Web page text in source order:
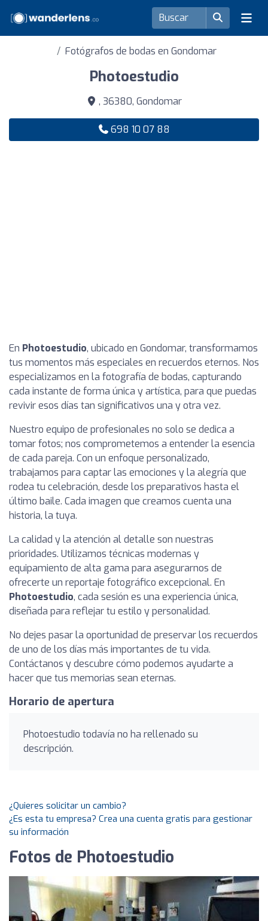
Fotógrafos de bodas en Gondomar
Photoestudio
, 36380, Gondomar
698 10 07 88
En Photoestudio, ubicado en Gondomar, transformamos
tus momentos más especiales en recuerdos eternos. Nos
especializamos en la fotografía de bodas, capturando
cada instante de forma única y artística, para que puedas
revivir esos días tan significativos una y otra vez.
Nuestro equipo de profesionales no solo se dedica a
tomar fotos; nos comprometemos a entender la esencia
de cada pareja. Con un enfoque personalizado,
trabajamos para captar las emociones y la alegría que
rodea tu celebración, desde los preparativos hasta el
último baile. Cada imagen que creamos cuenta una
historia, la tuya.
La calidad y la atención al detalle son nuestras
prioridades. Utilizamos técnicas modernas y
equipamiento de alta gama para asegurarnos de
ofrecerte un reportaje fotográfico excepcional. En
Photoestudio, cada sesión es una experiencia única,
diseñada para reflejar tu estilo y personalidad.
No dejes pasar la oportunidad de preservar los recuerdos
de uno de los días más importantes de tu vida.
Contáctanos y descubre cómo podemos ayudarte a
hacer que tus memorias sean eternas.
Horario de apertura
Photoestudio todavía no ha rellenado su
descripción.
¿Quieres solicitar un cambio?
¿Es esta tu empresa? Crea una cuenta gratis para gestionar
su información
Fotos de Photoestudio